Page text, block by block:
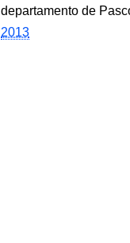
departamento de
2013